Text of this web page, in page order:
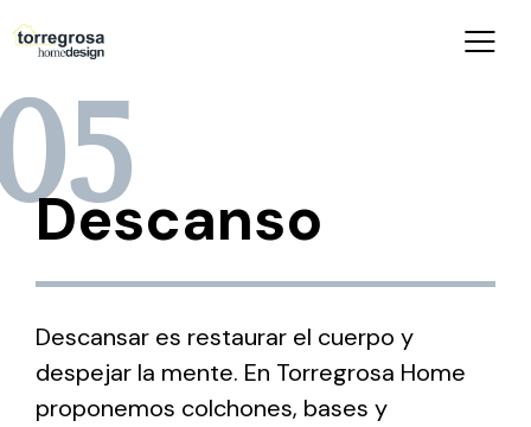
Descanso
Descansar es restaurar el cuerpo y
despejar la mente. En Torregrosa Home
proponemos colchones, bases y